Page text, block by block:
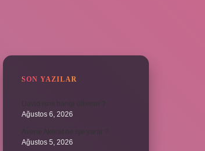
SON YAZILAR
Ağustos 6, 2026
Ağustos 5, 2026